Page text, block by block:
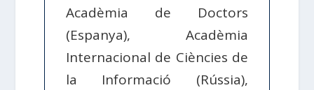
Acadèmia de Doctors
(Espanya), Acadèmia
Internacional de Ciències de
la Informació (Rússia),